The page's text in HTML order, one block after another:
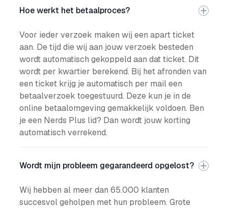
Hoe werkt het betaalproces?
Voor ieder verzoek maken wij een apart ticket
aan. De tijd die wij aan jouw verzoek besteden
wordt automatisch gekoppeld aan dat ticket. Dit
wordt per kwartier berekend. Bij het afronden van
een ticket krijg je automatisch per mail een
betaalverzoek toegestuurd. Deze kun je in de
online betaalomgeving gemakkelijk voldoen. Ben
je een Nerds Plus lid? Dan wordt jouw korting
automatisch verrekend.
Wordt mijn probleem gegarandeerd opgelost?
Wij hebben al meer dan 65.000 klanten
succesvol geholpen met hun probleem. Grote